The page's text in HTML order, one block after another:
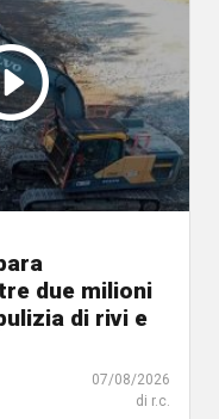
due milioni
di rivi e
07/08/2026
di r.c.